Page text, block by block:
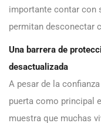
importante contar con
permitan desconectar
Una barrera de
desactualizada
A pesar de la
puerta como principal
muestra que muchas